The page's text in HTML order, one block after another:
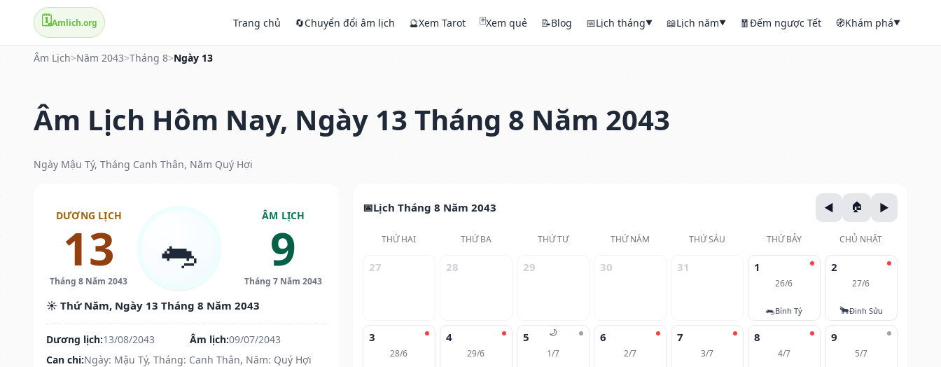
🗓️Amlich.org Trang chủ 🔄Chuyển đổi âm lịch 🔮Xem Tarot 🃏Xem quẻ 📝Blog 📅Lịch tháng▼ 📖Lịch năm▼ 🧧Đếm ngược Tết 🧭Khám phá▼
Âm Lịch>Năm 2043>Tháng 8>Ngày 13
Âm Lịch Hôm Nay, Ngày 13 Tháng 8 Năm 2043
Ngày Mậu Tý, Tháng Canh Thân, Năm Quý Hợi
DƯƠNG LỊCH
13
Tháng 8 Năm 2043
🐀
ÂM LỊCH
9
Tháng 7 Năm 2043
☀️ Thứ Năm, Ngày 13 Tháng 8 Năm 2043
Dương lịch:13/08/2043 Âm lịch:09/07/2043
Can chi:Ngày: Mậu Tý, Tháng: Canh Thân, Năm: Quý Hợi
Lịch Tháng 8 Năm 2043
THỨ HAI THỨ BA THỨ TƯ THỨ NĂM THỨ SÁU THỨ BẢY CHỦ NHẬT
27 28 29 30 31 1
26/6
🐀Bính Tý
2
27/6
🐂Đinh Sửu
3
28/6
4
29/6
🌙
5
1/7
6
2/7
7
3/7
8
4/7
9
5/7